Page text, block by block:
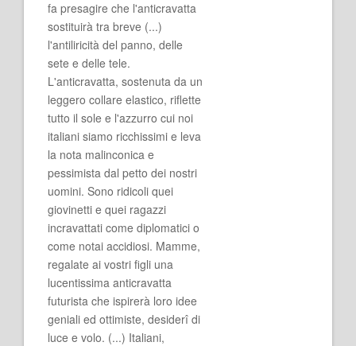
fa presagire che l'anticravatta
sostituirà tra breve (...)
l'antiliricità del panno, delle
sete e delle tele.
L'anticravatta, sostenuta da un
leggero collare elastico, riflette
tutto il sole e l'azzurro cui noi
italiani siamo ricchissimi e leva
la nota malinconica e
pessimista dal petto dei nostri
uomini. Sono ridicoli quei
giovinetti e quei ragazzi
incravattati come diplomatici o
come notai accidiosi. Mamme,
regalate ai vostri figli una
lucentissima anticravatta
futurista che ispirerà loro idee
geniali ed ottimiste, desiderî di
luce e volo. (...) Italiani,